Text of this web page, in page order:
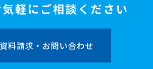
軽にご相談ください
資料請求・お問い合わせ